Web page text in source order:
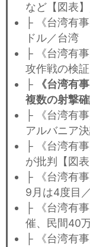
など【図表
├ 《台湾有
ドル／台湾
├ 《台湾有
攻作戦の検
├
《台湾有
複数の射撃
├ 《台湾有
アルバニア
├ 《台湾有
が批判【図
├ 《台湾有
9月は4度目
├ 《台湾有
催、民間40
├ 《台湾有